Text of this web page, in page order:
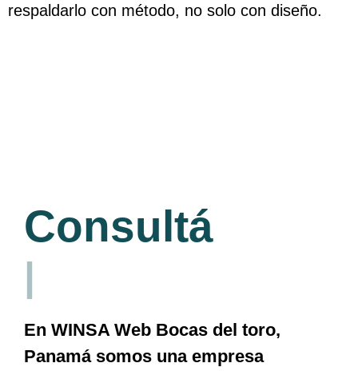
respaldarlo con método, no solo con diseño.
Consultá
|
En WINSA Web Bocas del toro,
Panamá somos una empresa